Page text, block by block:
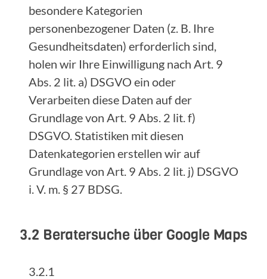
besondere Kategorien
personenbezogener Daten (z. B. Ihre
Gesundheitsdaten) erforderlich sind,
holen wir Ihre Einwilligung nach Art. 9
Abs. 2 lit. a) DSGVO ein oder
Verarbeiten diese Daten auf der
Grundlage von Art. 9 Abs. 2 lit. f)
DSGVO. Statistiken mit diesen
Datenkategorien erstellen wir auf
Grundlage von Art. 9 Abs. 2 lit. j) DSGVO
i. V. m. § 27 BDSG.
3.2 Beratersuche über Google Maps
3.2.1